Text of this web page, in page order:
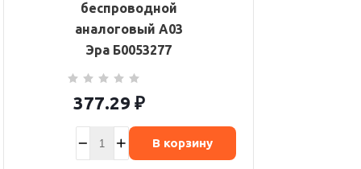
беспроводной
аналоговый A03
Эра Б0053277
377.29 ₽
В корзину